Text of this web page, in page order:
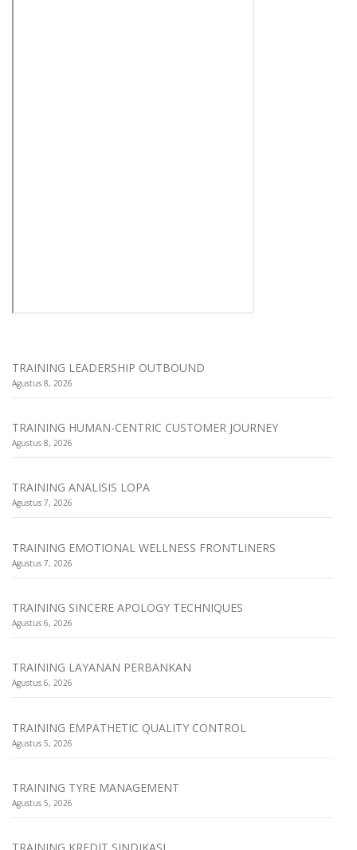
TRAINING LEADERSHIP OUTBOUND
Agustus 8, 2026
TRAINING HUMAN-CENTRIC CUSTOMER JOURNEY
Agustus 8, 2026
TRAINING ANALISIS LOPA
Agustus 7, 2026
TRAINING EMOTIONAL WELLNESS FRONTLINERS
Agustus 7, 2026
TRAINING SINCERE APOLOGY TECHNIQUES
Agustus 6, 2026
TRAINING LAYANAN PERBANKAN
Agustus 6, 2026
TRAINING EMPATHETIC QUALITY CONTROL
Agustus 5, 2026
TRAINING TYRE MANAGEMENT
Agustus 5, 2026